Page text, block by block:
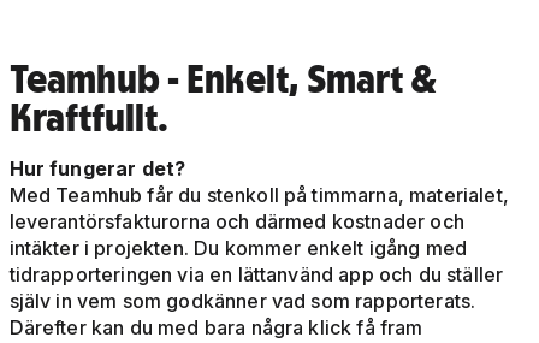
Teamhub - Enkelt, Smart &
Kraftfullt.
Hur fungerar det?
Med Teamhub får du stenkoll på timmarna, materialet,
leverantörsfakturorna och därmed kostnader och
intäkter i projekten. Du kommer enkelt igång med
tidrapporteringen via en lättanvänd app och du ställer
själv in vem som godkänner vad som rapporterats.
Därefter kan du med bara några klick få fram